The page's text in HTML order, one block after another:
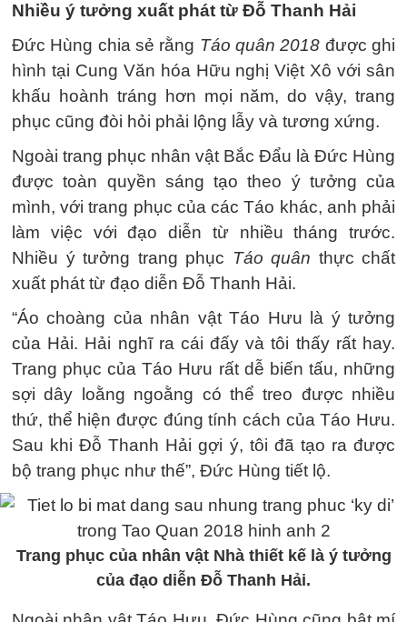
Nhiều ý tưởng xuất phát từ Đỗ Thanh Hải
Đức Hùng chia sẻ rằng Táo quân 2018 được ghi
hình tại Cung Văn hóa Hữu nghị Việt Xô với sân
khấu hoành tráng hơn mọi năm, do vậy, trang
phục cũng đòi hỏi phải lộng lẫy và tương xứng.
Ngoài trang phục nhân vật Bắc Đẩu là Đức Hùng
được toàn quyền sáng tạo theo ý tưởng của
mình, với trang phục của các Táo khác, anh phải
làm việc với đạo diễn từ nhiều tháng trước.
Nhiều ý tưởng trang phục Táo quân thực chất
xuất phát từ đạo diễn Đỗ Thanh Hải.
“Áo choàng của nhân vật Táo Hưu là ý tưởng
của Hải. Hải nghĩ ra cái đấy và tôi thấy rất hay.
Trang phục của Táo Hưu rất dễ biến tấu, những
sợi dây loằng ngoằng có thể treo được nhiều
thứ, thể hiện được đúng tính cách của Táo Hưu.
Sau khi Đỗ Thanh Hải gợi ý, tôi đã tạo ra được
bộ trang phục như thế”, Đức Hùng tiết lộ.
Trang phục của nhân vật Nhà thiết kế là ý tưởng
của đạo diễn Đỗ Thanh Hải.